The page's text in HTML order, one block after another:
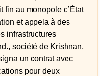
fin au monopole d’État
et appela à des
infrastructures
société de Krishnan,
un contrat avec
pour deux